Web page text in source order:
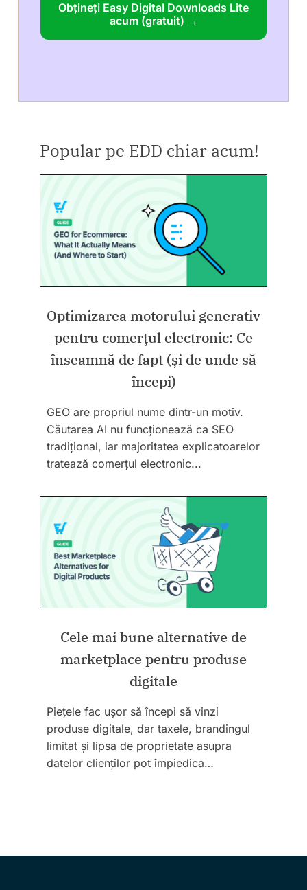
Obțineți Easy Digital Downloads Lite
acum (gratuit) →
Popular pe EDD chiar acum!
Optimizarea motorului generativ
pentru comerțul electronic: Ce
înseamnă de fapt (și de unde să
începi)
GEO are propriul nume dintr-un motiv.
Căutarea AI nu funcționează ca SEO
tradițional, iar majoritatea explicatoarelor
tratează comerțul electronic...
Cele mai bune alternative de
marketplace pentru produse
digitale
Piețele fac ușor să începi să vinzi
produse digitale, dar taxele, brandingul
limitat și lipsa de proprietate asupra
datelor clienților pot împiedica…